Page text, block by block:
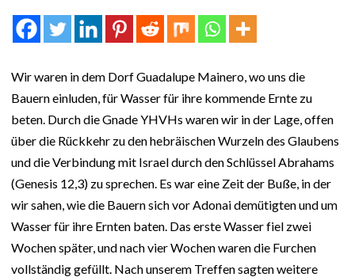
Wir waren in dem Dorf Guadalupe Mainero, wo uns die
Bauern einluden, für Wasser für ihre kommende Ernte zu
beten. Durch die Gnade YHVHs waren wir in der Lage, offen
über die Rückkehr zu den hebräischen Wurzeln des Glaubens
und die Verbindung mit Israel durch den Schlüssel Abrahams
(Genesis 12,3) zu sprechen. Es war eine Zeit der Buße, in der
wir sahen, wie die Bauern sich vor Adonai demütigten und um
Wasser für ihre Ernten baten. Das erste Wasser fiel zwei
Wochen später, und nach vier Wochen waren die Furchen
vollständig gefüllt. Nach unserem Treffen sagten weitere